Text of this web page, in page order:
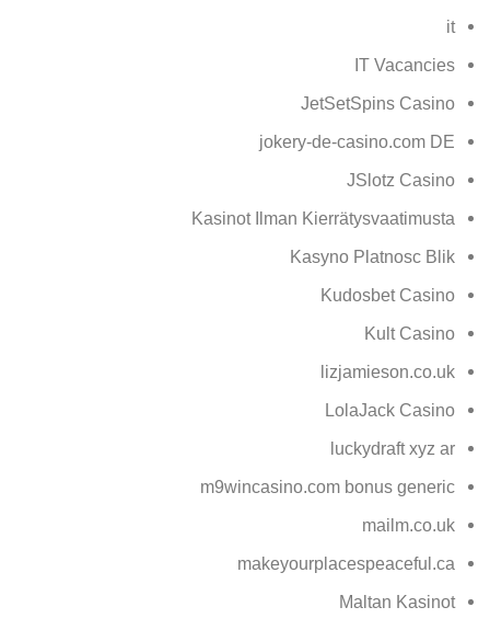
it
IT Vacancies
JetSetSpins Casino
jokery-de-casino.com DE
JSlotz Casino
Kasinot Ilman Kierrätysvaatimusta
Kasyno Platnosc Blik
Kudosbet Casino
Kult Casino
lizjamieson.co.uk
LolaJack Casino
luckydraft xyz ar
m9wincasino.com bonus generic
mailm.co.uk
makeyourplacespeaceful.ca
Maltan Kasinot